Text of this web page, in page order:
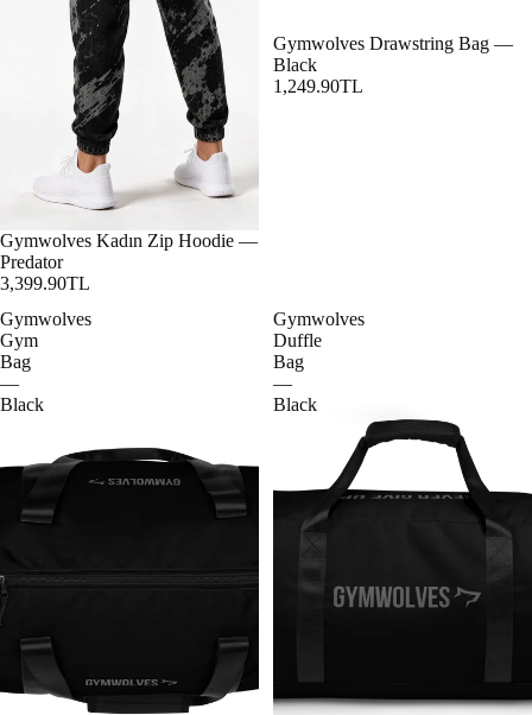
Gymwolves Kadın Zip Hoodie —
Predator
3,399.90TL
Gymwolves Drawstring Bag —
Black
1,249.90TL
Gymwolves
Gym
Bag
—
Black
Gymwolves
Duffle
Bag
—
Black